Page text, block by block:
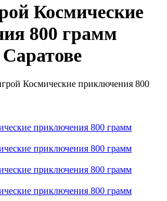
Космические
800 грамм
Космические приключения 800